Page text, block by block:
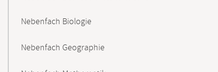
Nebenfach Biologie
Nebenfach Geographie